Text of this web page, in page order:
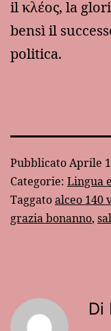
il κλέος, la
bensì il
politica.
PubblicatoAprile
Categorie: Lingua
Taggatoalceo 140
grazia bonanno,
Di